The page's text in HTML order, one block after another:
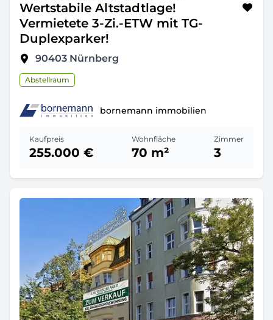
Wertstabile Altstadtlage!
Vermietete 3-Zi.-ETW mit TG-
Duplexparker!
90403 Nürnberg
Abstellraum
bornemann immobilien
Kaufpreis
255.000 €
Wohnfläche
70 m²
Zimmer
3